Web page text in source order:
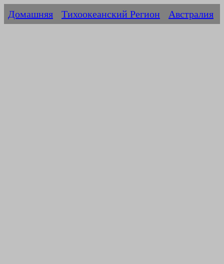
Домашняя Тихоокеанский Регион Австралия